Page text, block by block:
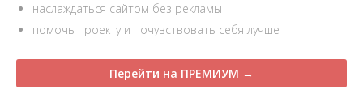
наслаждаться сайтом без рекламы
помочь проекту и почувствовать себя лучше
Перейти на ПРЕМИУМ →